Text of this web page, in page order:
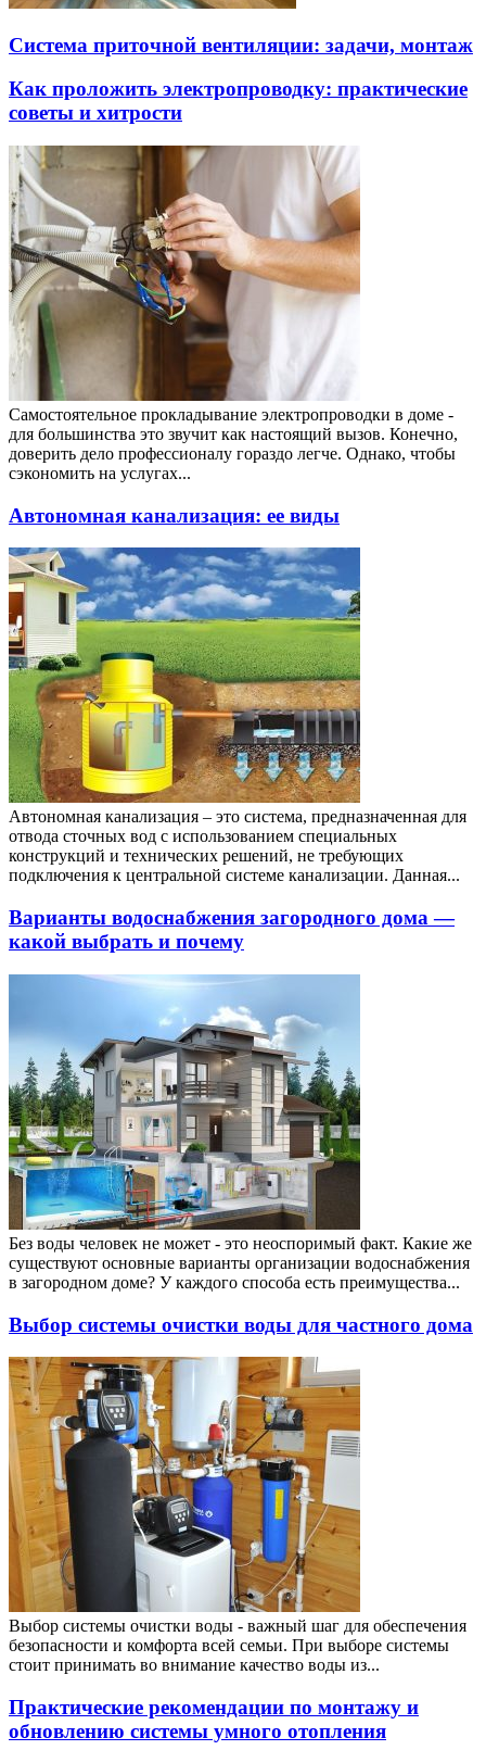
Система приточной вентиляции: задачи, монтаж
Как проложить электропроводку: практические
советы и хитрости
Самостоятельное прокладывание электропроводки в доме -
для большинства это звучит как настоящий вызов. Конечно,
доверить дело профессионалу гораздо легче. Однако, чтобы
сэкономить на услугах...
Автономная канализация: ее виды
Автономная канализация – это система, предназначенная для
отвода сточных вод с использованием специальных
конструкций и технических решений, не требующих
подключения к центральной системе канализации. Данная...
Варианты водоснабжения загородного дома —
какой выбрать и почему
Без воды человек не может - это неоспоримый факт. Какие же
существуют основные варианты организации водоснабжения
в загородном доме? У каждого способа есть преимущества...
Выбор системы очистки воды для частного дома
Выбор системы очистки воды - важный шаг для обеспечения
безопасности и комфорта всей семьи. При выборе системы
стоит принимать во внимание качество воды из...
Практические рекомендации по монтажу и
обновлению системы умного отопления